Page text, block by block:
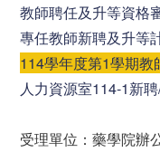
教師聘任及升等資格
專任教師新聘及升等
114學年度第1學期
人力資源室114-1新
受理單位：藥學院辦